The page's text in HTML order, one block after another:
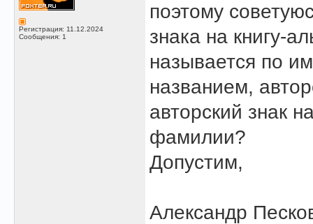
Регистрация: 11.12.2024
Сообщения: 1
поэтому
знака на книгу-
называется по
названием,
авторский знак
фамилии?
Допустим,
Александр